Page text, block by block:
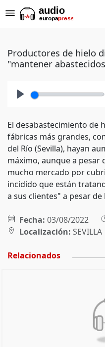
Productores de hielo
"mantener
El desabastecimiento de
fábricas más grandes,
del Río (Sevilla), hayan
máximo, aunque a pesar
mucho mercado por
incidido que están
a sus clientes" a pesar
Fecha: 03/08/2022
Localización: SEVILLA
Relacionados